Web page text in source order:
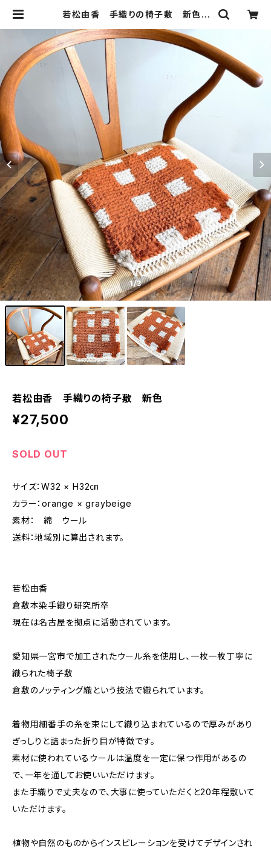
若松由香 手織りの椅子敷 新色 |
1/3
若松由香 手織りの椅子敷 新色
¥27,500
SOLD OUT
サイズ：W32 × H32㎝
カラー：orange × graybeige
素材： 綿 ウール
送料：地域別に算出されます。
若松由香
倉敷本染手織り研究所卒
現在は名古屋を拠点に活動されています。
愛知県一宮市で加工されたウール糸を使用し、一枚一枚丁寧に
織られた椅子敷
倉敷のノッティング織という技法で織られています。
着物用細番手の糸を束にして織り込まれているので厚みがあり
ぎっしりと詰まった折り目が特徴です。
素材に使われているウールは温度を一定に保つ作用があるの
で、一年を通してお使いいただけます。
また手織りで丈夫なので、大事に使っていただくと20年程敷いて
いただけます。
植物や自然のものからインスピレーションを受けてデザインされ